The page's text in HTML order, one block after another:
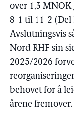
over 1,3 MNOK
8-1 til 11-2 (Del
Avslutningsvis
Nord RHF sin
2025/2026
behovet for å
årene fremover.